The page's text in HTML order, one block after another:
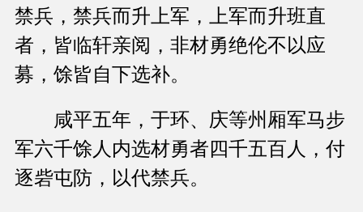
禁兵，禁兵而升上军，上军而升班直
者，皆临轩亲阅，非材勇绝伦不以应
募，馀皆自下选补。
咸平五年，于环、庆等州厢军马步
军六千馀人内选材勇者四千五百人，付
逐砦屯防，以代禁兵。